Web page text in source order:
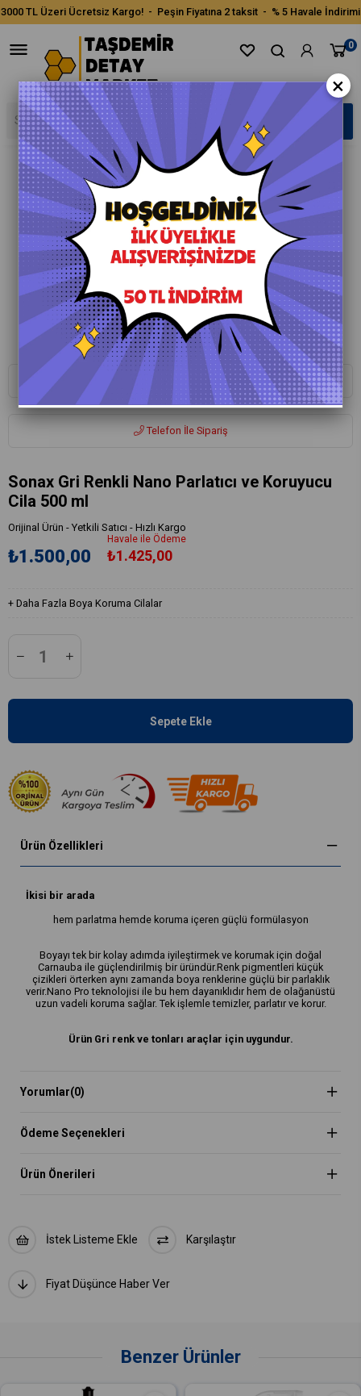
3000 TL Üzeri Ücretsiz Kargo! - Peşin Fiyatına 2 taksit - % 5 Havale İndirimi
0
Whatsapp ile Sipariş
Telefon İle Sipariş
Sonax Gri Renkli Nano Parlatıcı ve Koruyucu
Cila 500 ml
Orijinal Ürün - Yetkili Satıcı - Hızlı Kargo
₺1.500,00
Havale ile Ödeme
₺1.425,00
+ Daha Fazla Boya Koruma Cilalar
Ürün Özellikleri
İkisi bir arada
hem parlatma hemde koruma içeren güçlü formülasyon
Boyayı tek bir kolay adımda iyileştirmek ve korumak için doğal
Carnauba ile güçlendirilmiş bir üründür.Renk pigmentleri küçük
çizikleri örterken aynı zamanda boya renklerine güçlü bir parlaklık
verir.Nano Pro teknolojisi ile bu hem dayanıklıdır hem de olağanüstü
uzun vadeli koruma sağlar. Tek işlemle temizler, parlatır ve korur.
Ürün Gri renk ve tonları araçlar için uygundur.
Yorumlar(0)
Ödeme Seçenekleri
Ürün Önerileri
İstek Listeme Ekle Karşılaştır
Fiyat Düşünce Haber Ver
Benzer Ürünler
×